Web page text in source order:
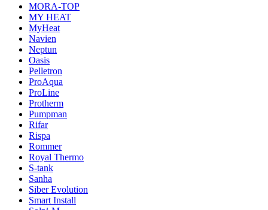
MORA-TOP
MY HEAT
MyHeat
Navien
Neptun
Oasis
Pelletron
ProAqua
ProLine
Protherm
Pumpman
Rifar
Rispa
Rommer
Royal Thermo
S-tank
Sanha
Siber Evolution
Smart Install